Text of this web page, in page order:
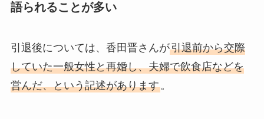
語られることが多い
引退後については、香田晋さんが引退前から交際
していた一般女性と再婚し、夫婦で飲食店などを
営んだ、という記述があります。